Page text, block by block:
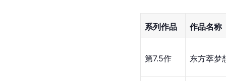
系列作品 作品名称
第7.5作 东方萃梦